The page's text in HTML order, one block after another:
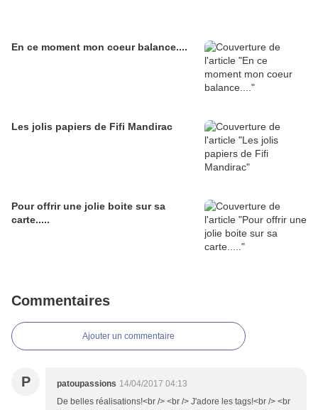
En ce moment mon coeur balance....
Les jolis papiers de Fifi Mandirac
Pour offrir une jolie boite sur sa
carte.....
Commentaires
Ajouter un commentaire
P patoupassions 14/04/2017 04:13
De belles réalisations!<br /> <br /> J'adore les tags!<br /> <br